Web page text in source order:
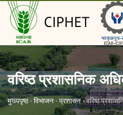
CIPHET
वरिष्ठ प्रशासनिक
मुख्यपृष्ठ - विभाजन - प्रशासन-वरिष्ठ